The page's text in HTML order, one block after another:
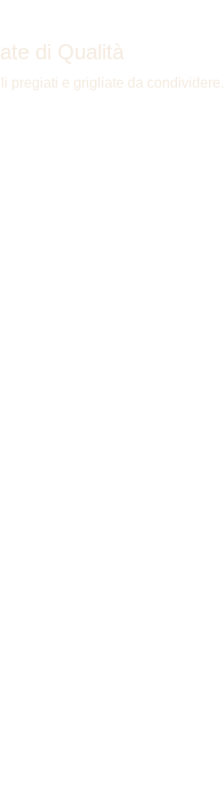
di Qualità
pregiati e grigliate da condividere.